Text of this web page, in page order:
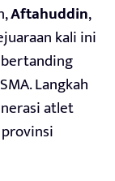
Aftahuddin,
kali ini
Langkah
atlet